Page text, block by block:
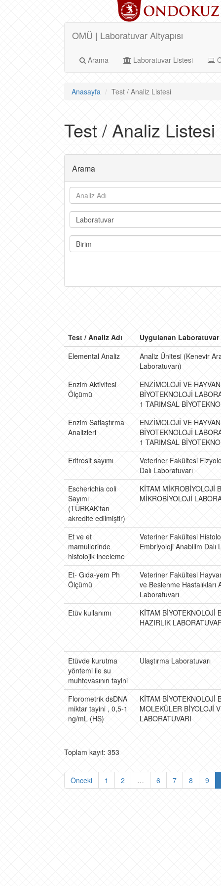
OMÜ | Laboratuvar Altyapısı
Arama Laboratuvar Listesi
Anasayfa Test / Analiz Listesi
Test / Analiz Listesi
Arama
Laboratuvar
Birim
Test / Analiz Adı
Uygulanan Laboratuvar
Elemental Analiz
Analiz Ünitesi (Kenevir
Laboratuvarı)
Enzim Aktivitesi
Ölçümü
ENZİMOLOJİ VE
BİYOTEKNOLOJİ
1 TARIMSAL
Enzim Saflaştırma
Analizleri
ENZİMOLOJİ VE
BİYOTEKNOLOJİ
1 TARIMSAL
Eritrosit sayımı
Veteriner Fakültesi
Dalı Laboratuvarı
Escherichia coli
Sayımı
(TÜRKAK'tan
akredite edilmiştir)
KİTAM MİKROBİYOLOJİ
MİKROBİYOLOJİ
Et ve et
mamullerinde
histolojik inceleme
Veteriner Fakültesi
Embriyoloji Anabilim Dalı
Et- Gıda-yem Ph
Ölçümü
Veteriner Fakültesi
ve Beslenme Hastalıkları
Laboratuvarı
Etüv kullanımı
KİTAM BİYOTEKNOLOJİ
HAZIRLIK
Etüvde kurutma
yöntemi ile su
muhtevasının tayini
Ulaştırma Laboratuvarı
Florometrik dsDNA
miktar tayini , 0,5-1
ng/mL (HS)
KİTAM BİYOTEKNOLOJİ
MOLEKÜLER BİYOLOJİ
LABORATUVARI
Toplam kayıt: 353
Önceki 1 2 … 6 7 8 9